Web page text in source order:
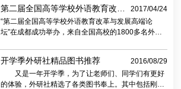
第二届全国高等学校外语教育改革
与发展高端论坛：外语战略 国际
人才 智慧教学
2017/04/24
“第二届全国高等学校外语教育改革与发展高端论
坛”在成都成功举办，来自全国高校的1800多名外语
准。
开学季外研社精品图书推荐
2016/08/29
又是一年开学季，为了让老师们、同学们有更好
的体验，外研社精选了各类图书奉上。其中包括刚刚